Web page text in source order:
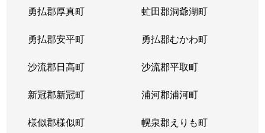
勇払郡厚真町 虻田郡洞爺湖町
勇払郡安平町 勇払郡むかわ町
沙流郡日高町 沙流郡平取町
新冠郡新冠町 浦河郡浦河町
様似郡様似町 幌泉郡えりも町